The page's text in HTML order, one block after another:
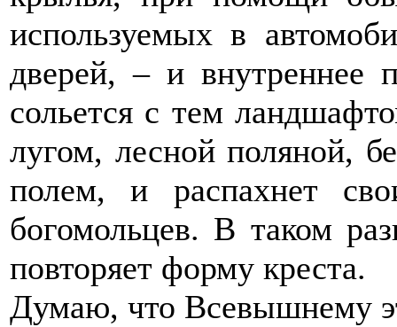
используемых в
дверей, – и внутреннее
сольется с тем
лугом, лесной поляной,
полем, и распахнет
богомольцев. В таком
повторяет форму креста.
Думаю, что Всевышнему